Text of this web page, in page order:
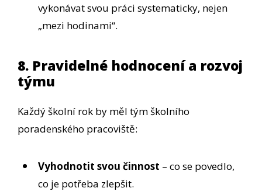
vykonávat svou práci systematicky, nejen
„mezi hodinami“.
8. Pravidelné hodnocení a rozvoj
týmu
Každý školní rok by měl tým školního
poradenského pracoviště:
Vyhodnotit svou činnost – co se povedlo,
co je potřeba zlepšit.